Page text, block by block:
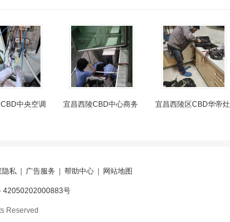
中央空调 宜昌西陵CBD中心商务 宜昌西陵区CBD华帝灶
隐私 广告服务 帮助中心 网站地图
42050202000883号
Reserved